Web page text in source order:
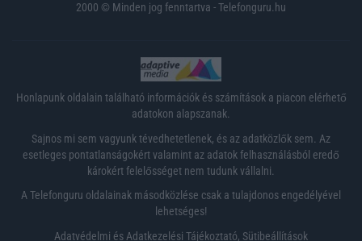
2000 © Minden jog fenntartva - Telefonguru.hu
Honlapunk oldalain található információk és számítások a piacon elérhető
adatokon alapszanak.
Sajnos mi sem vagyunk tévedhetetlenek, és az adatközlők sem. Az
esetleges pontatlanságokért valamint az adatok felhasználásból eredő
károkért felelősséget nem tudunk vállalni.
A Telefonguru oldalainak másodközlése csak a tulajdonos engedélyével
lehetséges!
Adatvédelmi és Adatkezelési Tájékoztató, Sütibeállítások